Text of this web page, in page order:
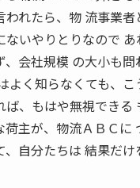
れたら、物 流事業
ないやりとりなので
会社規模 の大小も問
よく知らなくても、
、もはや無視できる
荷主が、物流ＡＢＣ
、自分たちは 結果だ